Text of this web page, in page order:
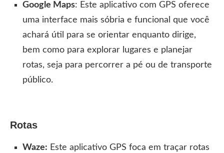
Google Maps: Este aplicativo com GPS oferece
uma interface mais sóbria e funcional que você
achará útil para se orientar enquanto dirige,
bem como para explorar lugares e planejar
rotas, seja para percorrer a pé ou de transporte
público.
Rotas
Waze: Este aplicativo GPS foca em traçar rotas